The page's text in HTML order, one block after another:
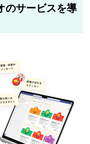
のサービスを導